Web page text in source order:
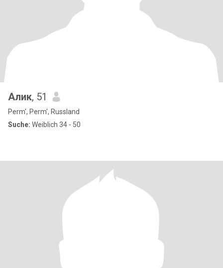
Алик, 51
Perm', Perm', Russland
Suche: Weiblich 34 - 50